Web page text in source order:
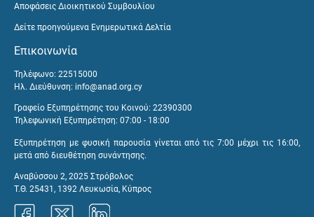
Αποφάσεις Διοικητικού Συμβουλίου
Δείτε προηγούμενα Ενημερωτικά Δελτία
Επικοινωνία
Τηλέφωνο: 22515000
Ηλ. Διεύθυνση: info@anad.org.cy
Γραφείο Εξυπηρέτησης του Κοινού: 22390300
Τηλεφωνική Εξυπηρέτηση: 07:00 - 18:00
Εξυπηρέτηση με φυσική παρουσία γίνεται από τις 7:00 μέχρι τις 16:00,
μετά από διευθέτηση συνάντησης.
Αναβύσσου 2, 2025 Στρόβολος
Τ.Θ. 25431, 1392 Λευκωσία, Κύπρος